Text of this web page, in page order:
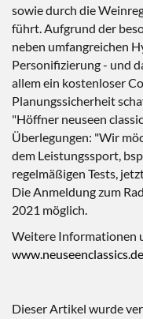
sowie durch die
führt. Aufgrund der
neben umfangreichen
Personifizierung - und
allem ein kostenloser
Planungssicherheit
"Höffner neuseen
Überlegungen: "Wir
dem Leistungssport,
regelmäßigen Tests,
Die Anmeldung zum
2021 möglich.
Weitere Informationen
www.neuseenclassics.de
Dieser Artikel wurde